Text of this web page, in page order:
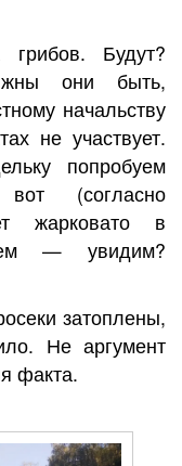
Будут?
они быть,
начальству
не участвует.
попробуем
(согласно
жарковато в
— увидим?
затоплены,
Не аргумент
факта.